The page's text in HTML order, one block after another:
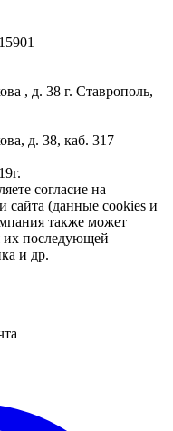
, д. 38 г. Ставрополь,
д. 38, каб. 317
согласие на
сайта (данные cookies и
также может
их последующей
и др.